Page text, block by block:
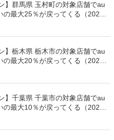
】群馬県 玉村町の対象店舗でau
の最大25％が戻ってくる（2023
】栃木県 栃木市の対象店舗でau
の最大20％が戻ってくる（2023
】千葉県 千葉市の対象店舗でau
の最大10％が戻ってくる（2023